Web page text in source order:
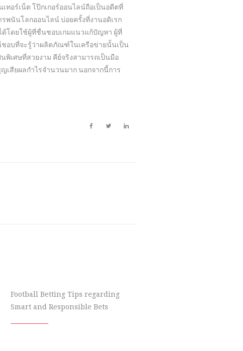
ทอร์เน็ต โป๊กเกอร์ออนไลน์ถือเป็นอดีตที่
พนันโลกออนไลน์ บ่อยครั้งที่งานอดิเรก
โดยใช้ผู้ที่ชื่นชอบเกมแนวแก้ปัญหา ผู้ที่
อบที่จะรู้ว่าผลิตภัณฑ์ในเครือข่ายนั้นเป็น
พิเศษที่สวยงาม คีย์จริงสามารถเป็นมือ
เสียผลกำไรจำนวนมาก นอกจากนี้การ
Football Betting Tips regarding
Smart and Responsible Bets